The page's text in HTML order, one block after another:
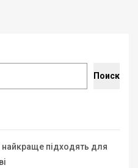
Поиск
найкраще підходять для